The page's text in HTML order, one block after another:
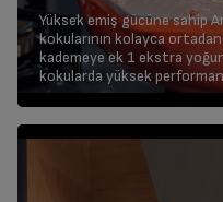
Yüksek emiş gücüne sahip
kokularının kolayca ortadan
kademeye ek 1 ekstra
kokularda yüksek